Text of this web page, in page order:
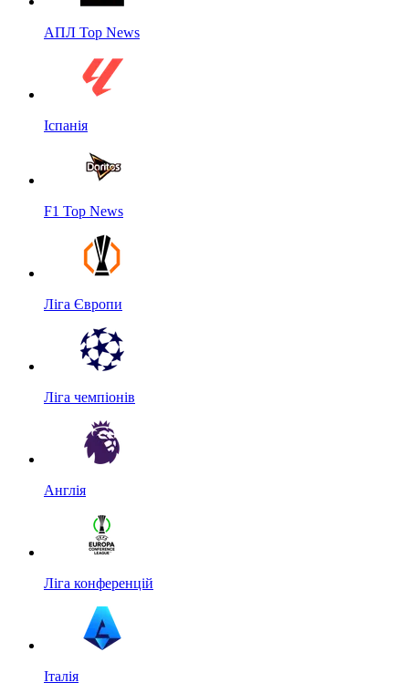
АПЛ Top News
Іспанія
F1 Top News
Ліга Європи
Ліга чемпіонів
Англія
Ліга конференцій
Італія